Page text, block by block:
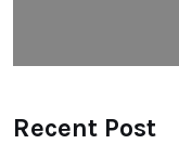
Recent Post